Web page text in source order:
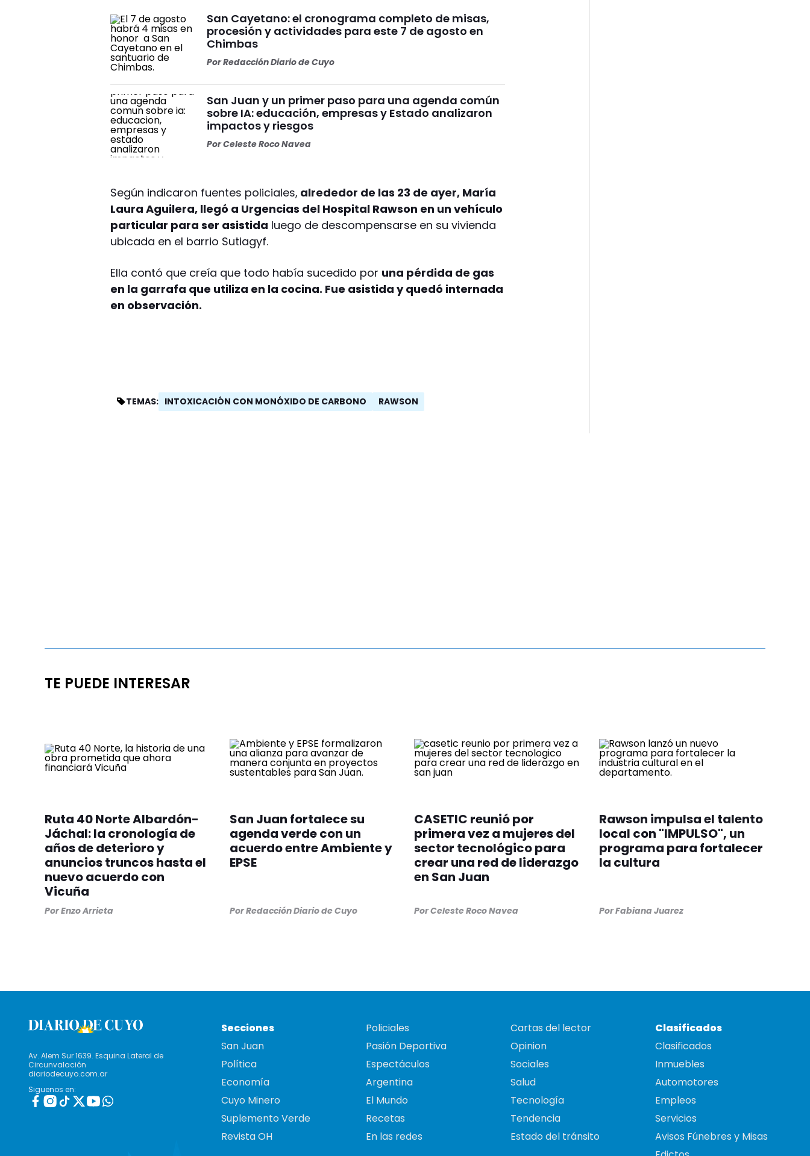
San Cayetano: el cronograma completo de misas,
procesión y actividades para este 7 de agosto en
Chimbas
PorRedacción Diario de Cuyo
San Juan y un primer paso para una agenda común
sobre IA: educación, empresas y Estado analizaron
impactos y riesgos
PorCeleste Roco Navea
Según indicaron fuentes policiales, alrededor de las 23 de ayer, María
Laura Aguilera, llegó a Urgencias del Hospital Rawson en un vehículo
particular para ser asistida luego de descompensarse en su vivienda
ubicada en el barrio Sutiagyf.
Ella contó que creía que todo había sucedido por una pérdida de gas
en la garrafa que utiliza en la cocina. Fue asistida y quedó internada
en observación.
TEMAS: INTOXICACIÓN CON MONÓXIDO DE CARBONO RAWSON
TE PUEDE INTERESAR
Ruta 40 Norte Albardón-
Jáchal: la cronología de
años de deterioro y
anuncios truncos hasta el
nuevo acuerdo con
Vicuña
PorEnzo Arrieta
San Juan fortalece su
agenda verde con un
acuerdo entre Ambiente y
EPSE
PorRedacción Diario de Cuyo
CASETIC reunió por
primera vez a mujeres del
sector tecnológico para
crear una red de liderazgo
en San Juan
PorCeleste Roco Navea
Rawson impulsa el talento
local con "IMPULSO", un
programa para fortalecer
la cultura
PorFabiana Juarez
Av. Alem Sur 1639. Esquina Lateral de
Circunvalación
diariodecuyo.com.ar
Siguenos en:
Secciones
San Juan
Política
Economía
Cuyo Minero
Suplemento Verde
Revista OH
Policiales
Pasión Deportiva
Espectáculos
Argentina
El Mundo
Recetas
En las redes
Cartas del lector
Opinion
Sociales
Salud
Tecnología
Tendencia
Estado del tránsito
Clasificados
Clasificados
Inmuebles
Automotores
Empleos
Servicios
Avisos Fúnebres y Misas